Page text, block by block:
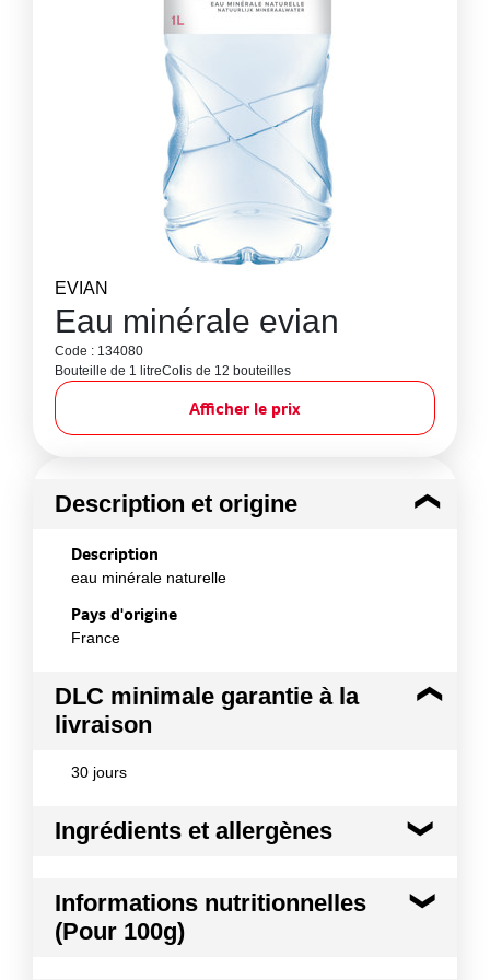
EVIAN
Eau minérale evian
Code : 134080
Bouteille de 1 litreColis de 12 bouteilles
Afficher le prix
Description et origine
Description
eau minérale naturelle
Pays d'origine
France
DLC minimale garantie à la
livraison
30 jours
Ingrédients et allergènes
eau minérale naturelle
Conformément aux informations transmises
Informations nutritionnelles
(Pour 100g)